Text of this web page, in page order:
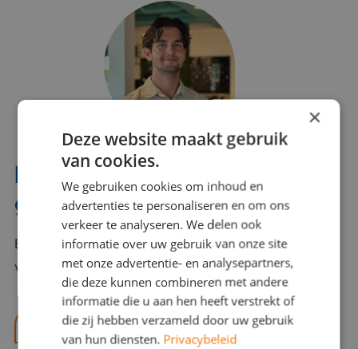
Interesse? Benno helpt je
graag verder!
Bel of mail Benno met al jouw vragen. Benno staat
voor je klaar en helpt je graag!
benno@viajou.nl
×
Deze website maakt gebruik
van cookies.
We gebruiken cookies om inhoud en
advertenties te personaliseren en om ons
verkeer te analyseren. We delen ook
informatie over uw gebruik van onze site
met onze advertentie- en analysepartners,
die deze kunnen combineren met andere
informatie die u aan hen heeft verstrekt of
die zij hebben verzameld door uw gebruik
van hun diensten. Privacybeleid